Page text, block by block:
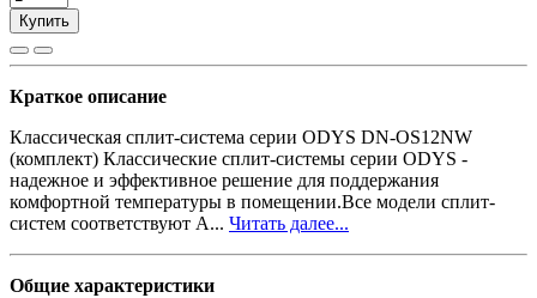
Купить
Краткое описание
Классическая сплит-система серии ODYS DN-OS12NW
(комплект) Классические сплит-системы серии ODYS -
надежное и эффективное решение для поддержания
комфортной температуры в помещении.Все модели сплит-
систем соответствуют А... Читать далее...
Общие характеристики